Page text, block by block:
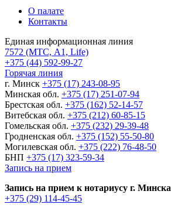
О палате
Контакты
Единая информационная линия
7572 (МТС, A1, Life)
+375 (44) 592-99-27
Горячая линия
г. Минск +375 (17) 243-08-95
Минская обл. +375 (17) 251-07-94
Брестская обл. +375 (162) 52-14-57
Витебская обл. +375 (212) 60-85-15
Гомельская обл. +375 (232) 29-39-48
Гродненская обл. +375 (152) 55-50-80
Могилевская обл. +375 (222) 76-48-50
БНП +375 (17) 323-59-34
Запись на прием
Запись на прием к нотариусу г. Минска
+375 (29) 114-45-45